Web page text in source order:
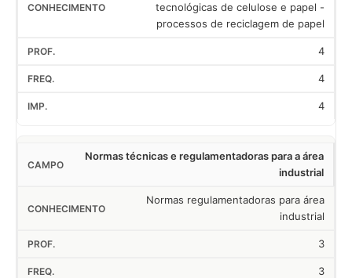
tecnológicas de celulose e papel -
processos de reciclagem de papel
4
4
4
Normas técnicas e regulamentadoras para a área
industrial
Normas regulamentadoras para área
industrial
3
3